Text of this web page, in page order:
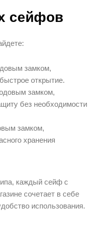
сейфов
замком,
открытие.
замком,
без необходимости
замком,
хранения
каждый сейф с
сочетает в себе
использования.